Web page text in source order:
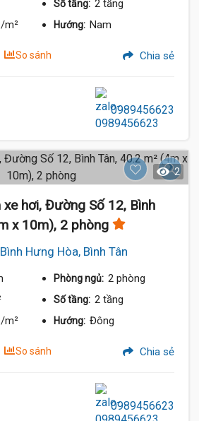
Số tầng: 2 tầng
m² Hướng: Nam
So sánh Chia sẻ
0989456623
2
xe hơi, Đường Số 12, Bình
x 10m), 2 phòng
Hưng Hòa, Bình Tân
Phòng ngủ: 2 phòng
Số tầng: 2 tầng
m² Hướng: Đông
So sánh Chia sẻ
0989456623